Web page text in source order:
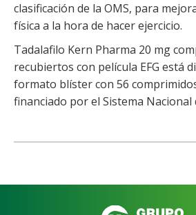
clasificación de la OMS, para
física a la hora de hacer ejercicio.
Tadalafilo Kern Pharma 20 mg
recubiertos con película EFG está
formato blíster con 56
financiado por el Sistema Nacional